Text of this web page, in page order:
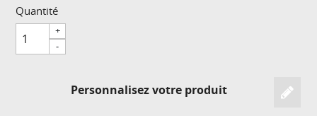
Quantité
+
-
Personnalisez votre produit